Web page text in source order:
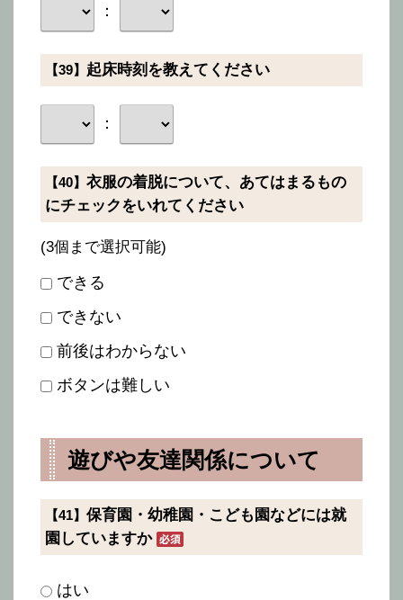
：
【39】 起床時刻を教えてください
：
【40】 衣服の着脱について、あてはまるもの
にチェックをいれてください
(3個まで選択可能)
できる
できない
前後はわからない
ボタンは難しい
遊びや友達関係について
【41】 保育園・幼稚園・こども園などには就
園していますか
はい